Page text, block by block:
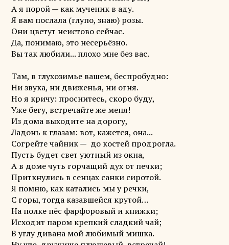
А я порой — как мученик в аду.
Я вам послала (глупо, знаю) розы.
Они цветут неистово сейчас.
Да, понимаю, это несерьёзно.
Вы так любили... плохо мне без вас.
Там, в глухозимье вашем, беспробудно:
Ни звука, ни движенья, ни огня.
Но я кричу: проснитесь, скоро буду,
Уже бегу, встречайте же меня!
Из дома выходите на дорогу,
Ладонь к глазам: вот, кажется, она...
Согрейте чайник — до костей продрогла.
Пусть будет свет уютный из окна,
А в доме чуть горчащий дух от печки;
Приткнулись в сенцах санки сиротой.
Я помню, как катались мы у речки,
С горы, тогда казавшейся крутой…
На полке пёс фарфоровый и книжки;
Исходит паром крепкий сладкий чай;
В углу дивана мой любимый мишка.